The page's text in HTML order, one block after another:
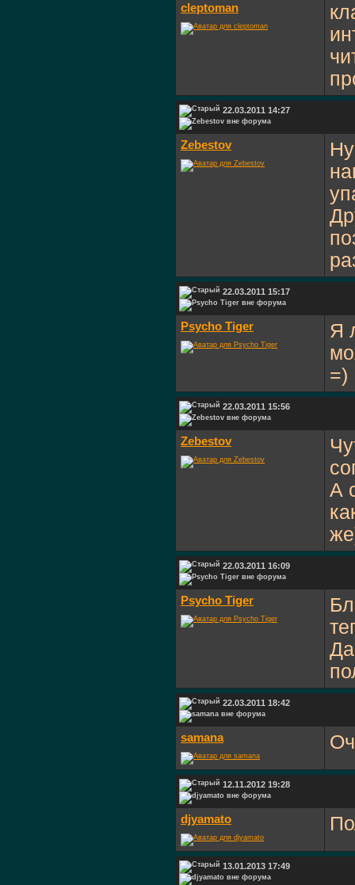
cleptoman
22.03.2011 14:27
Zebestov
22.03.2011 15:17
Psycho Tiger
Я
=)
22.03.2011 15:56
Zebestov
А
22.03.2011 16:09
Psycho Tiger
22.03.2011 18:42
samana
12.11.2012 19:28
djyamato
13.01.2013 17:49